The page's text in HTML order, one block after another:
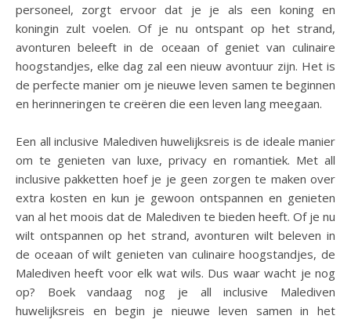
personeel, zorgt ervoor dat je je als een koning en
koningin zult voelen. Of je nu ontspant op het strand,
avonturen beleeft in de oceaan of geniet van culinaire
hoogstandjes, elke dag zal een nieuw avontuur zijn. Het is
de perfecte manier om je nieuwe leven samen te beginnen
en herinneringen te creëren die een leven lang meegaan.
Een all inclusive Malediven huwelijksreis is de ideale manier
om te genieten van luxe, privacy en romantiek. Met all
inclusive pakketten hoef je je geen zorgen te maken over
extra kosten en kun je gewoon ontspannen en genieten
van al het moois dat de Malediven te bieden heeft. Of je nu
wilt ontspannen op het strand, avonturen wilt beleven in
de oceaan of wilt genieten van culinaire hoogstandjes, de
Malediven heeft voor elk wat wils. Dus waar wacht je nog
op? Boek vandaag nog je all inclusive Malediven
huwelijksreis en begin je nieuwe leven samen in het